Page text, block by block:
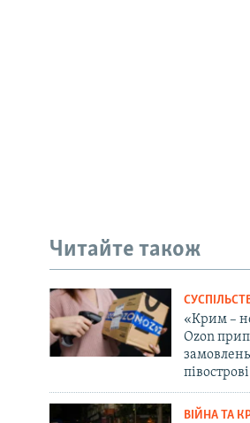
Читайте також
«Крим –
Ozon
півострові
ВІЙНА ТА